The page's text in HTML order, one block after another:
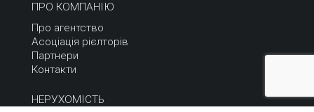
ПРО КОМПАНІЮ
Про агентство
Асоціація рієлторів
Партнери
Контакти
НЕРУХОМІСТЬ